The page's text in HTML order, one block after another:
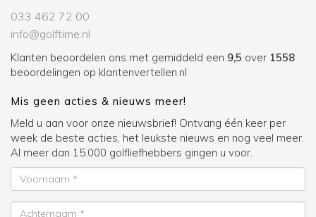
033 462 72 00
info@golftime.nl
Klanten beoordelen ons met gemiddeld een 9,5 over 1558
beoordelingen op klantenvertellen.nl
Mis geen acties & nieuws meer!
Meld u aan voor onze nieuwsbrief! Ontvang één keer per
week de beste acties, het leukste nieuws en nog veel meer.
Al meer dan 15.000 golfliefhebbers gingen u voor.
Voornaam
Achternaam